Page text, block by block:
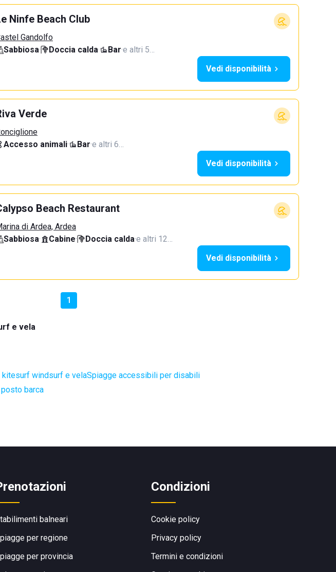
Ninfe Beach Club
Gandolfo
Sabbiosa· Doccia calda· Bar·e altri 5…
Vedi disponibilità
Verde
Accesso animali· Bar·e altri 6…
Vedi disponibilità
Beach Restaurant
di Ardea, Ardea
Sabbiosa· Cabine· Doccia calda·e altri 12…
Vedi disponibilità
1
e vela
windsurf e velaSpiagge accessibili per disabili
barca
balneari
per regione
per provincia
Condizioni
Cookie policy
Privacy policy
Termini e condizioni